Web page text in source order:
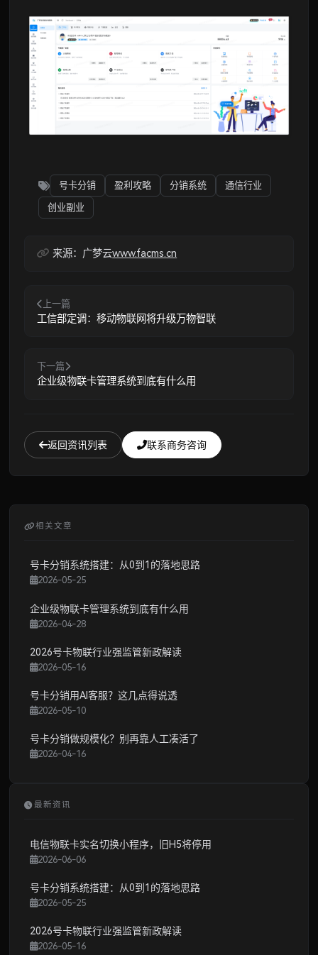
号卡分销 盈利攻略 分销系统 通信行业
创业副业
来源：广梦云www.facms.cn
上一篇
工信部定调：移动物联网将升级万物智联
下一篇
企业级物联卡管理系统到底有什么用
返回资讯列表 联系商务咨询
相关文章
号卡分销系统搭建：从0到1的落地思路
2026-05-25
企业级物联卡管理系统到底有什么用
2026-04-28
2026号卡物联行业强监管新政解读
2026-05-16
号卡分销用AI客服？这几点得说透
2026-05-10
号卡分销做规模化？别再靠人工凑活了
2026-04-16
最新资讯
电信物联卡实名切换小程序，旧H5将停用
2026-06-06
号卡分销系统搭建：从0到1的落地思路
2026-05-25
2026号卡物联行业强监管新政解读
2026-05-16